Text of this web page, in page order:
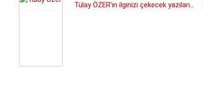
Tülay ÖZER'in ilginizi çekecek yazıları...